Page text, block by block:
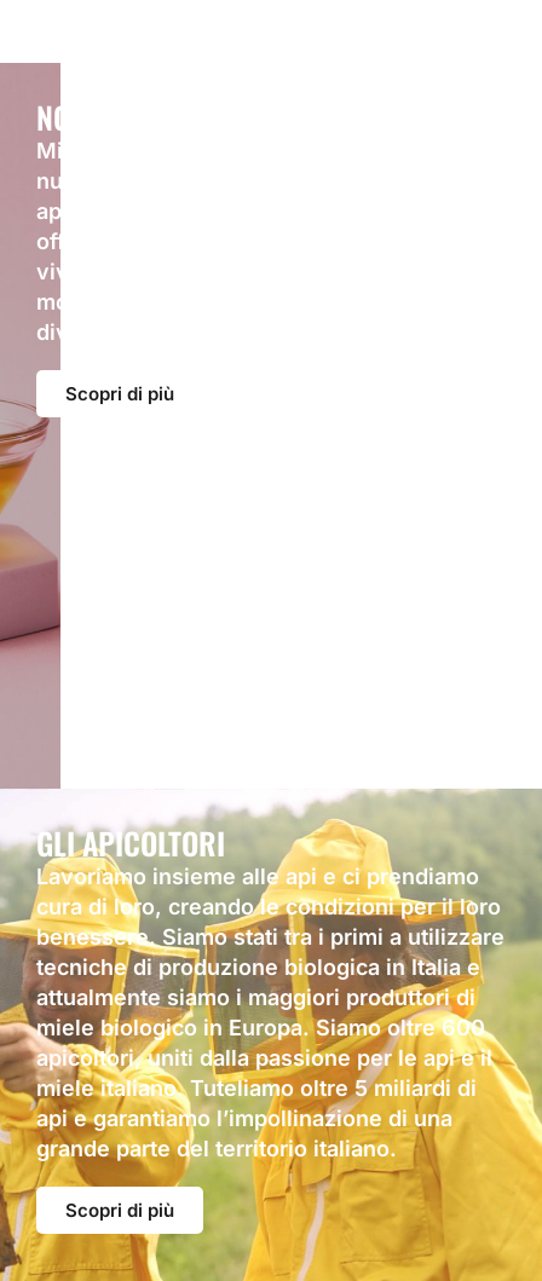
NOVITÀ
Mielizia ama sperimentare e trovare sempre
nuovi modi per farti scoprire il meglio dalle
api. Ogni novità nasce dal desiderio di
offrirti gusti, formati e idee fresche per
vivere il miele e i prodotti dell’alveare in
modo naturale, sorprendente e sempre
diverso.
Scopri di più
GLI APICOLTORI
Lavoriamo insieme alle api e ci prendiamo
cura di loro, creando le condizioni per il loro
benessere. Siamo stati tra i primi a utilizzare
tecniche di produzione biologica in Italia e
attualmente siamo i maggiori produttori di
miele biologico in Europa. Siamo oltre 600
apicoltori, uniti dalla passione per le api e il
miele italiano. Tuteliamo oltre 5 miliardi di
api e garantiamo l’impollinazione di una
grande parte del territorio italiano.
Scopri di più